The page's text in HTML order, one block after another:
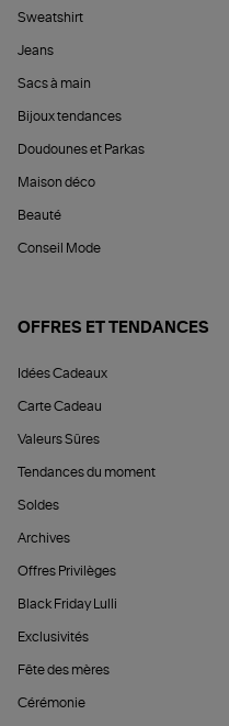
Sweatshirt
Jeans
Sacs à main
Bijoux tendances
Doudounes et Parkas
Maison déco
Beauté
Conseil Mode
OFFRES ET TENDANCES
Idées Cadeaux
Carte Cadeau
Valeurs Sûres
Tendances du moment
Soldes
Archives
Offres Privilèges
Black Friday Lulli
Exclusivités
Fête des mères
Cérémonie